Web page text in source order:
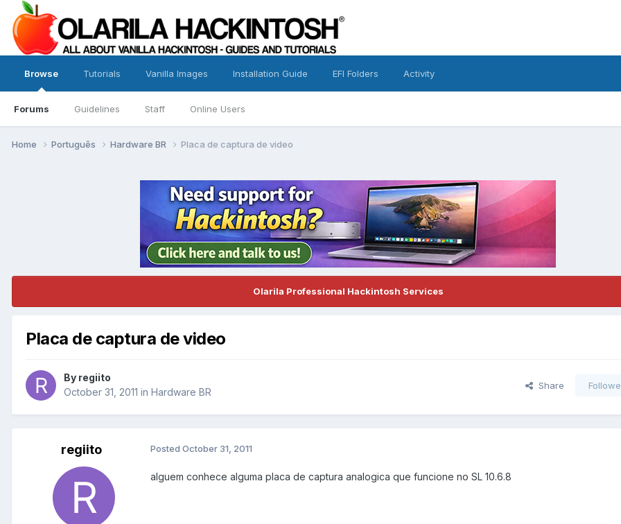
Browse
Forums Guidelines Staff Online Users
Tutorials Vanilla Images Installation Guide EFI Folders Activity
Home Português Hardware BR Placa de captura de video
Olarila Professional Hackintosh Services
Placa de captura de video
By regiito
October 31, 2011 in Hardware BR
Share
regiito Posted October 31, 2011
alguem conhece alguma placa de captura analogica que funcione no SL 10.6.8